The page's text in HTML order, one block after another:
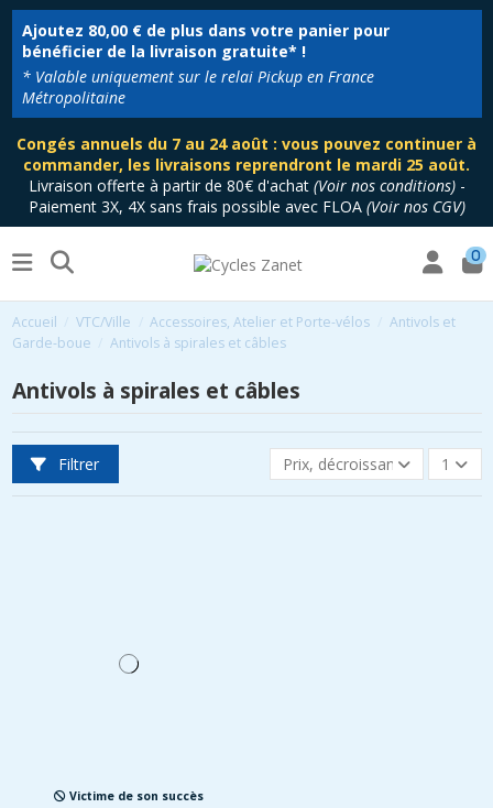
Ajoutez 80,00 €de plus dans votre panier pour
bénéficier de la livraison gratuite* !
* Valable uniquement sur le relai Pickup en France
Métropolitaine
Congés annuels du 7 au 24 août : vous pouvez continuer à
commander, les livraisons reprendront le mardi 25 août.
Livraison offerte à partir de 80€ d'achat (Voir nos conditions)-
Paiement 3X, 4X sans frais possible avec FLOA (Voir nos CGV)
0
Accueil VTC/Ville Accessoires, Atelier et Porte-vélos
Antivols et
Garde-boue
Antivols à spirales et câbles
Antivols à spirales et câbles
Filtrer Prix, décroissant 1
Victime de son succès